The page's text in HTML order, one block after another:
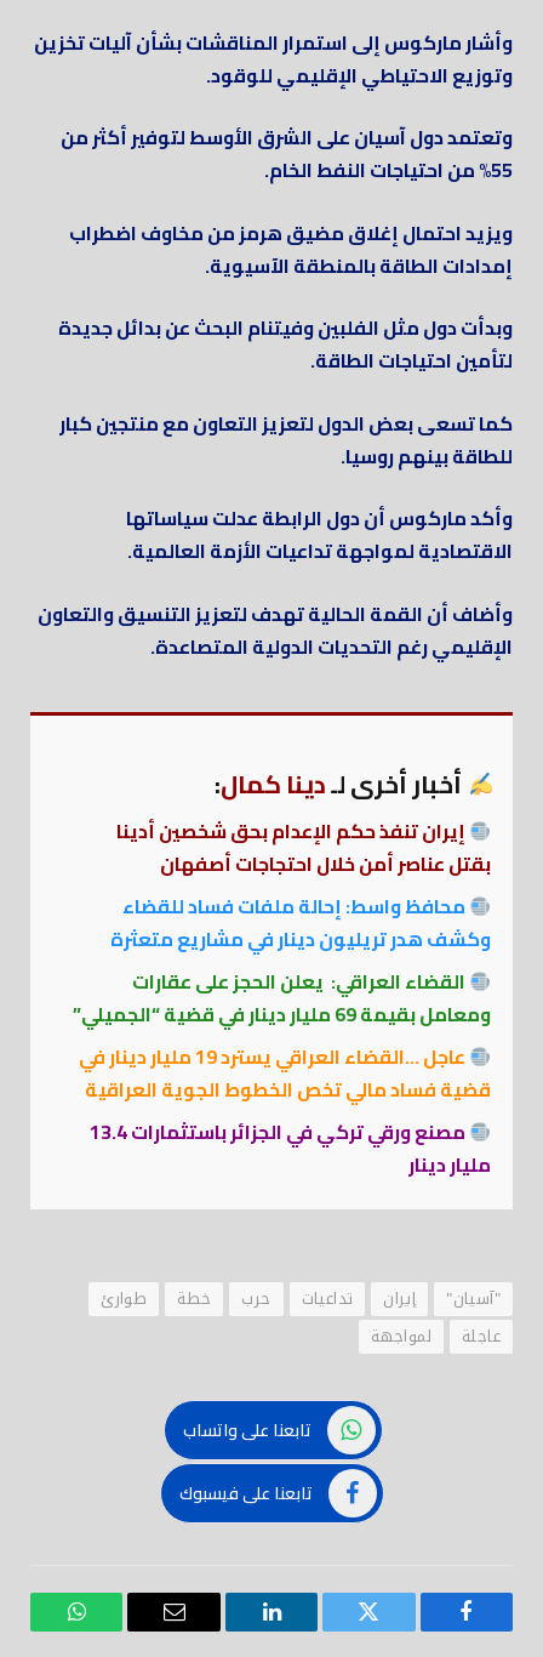
وأشار ماركوس إلى استمرار المناقشات بشأن آليات تخزين
وتوزيع الاحتياطي الإقليمي للوقود.
وتعتمد دول آسيان على الشرق الأوسط لتوفير أكثر من
55% من احتياجات النفط الخام.
ويزيد احتمال إغلاق مضيق هرمز من مخاوف اضطراب
إمدادات الطاقة بالمنطقة الآسيوية.
وبدأت دول مثل الفلبين وفيتنام البحث عن بدائل جديدة
لتأمين احتياجات الطاقة.
كما تسعى بعض الدول لتعزيز التعاون مع منتجين كبار
للطاقة بينهم روسيا.
وأكد ماركوس أن دول الرابطة عدلت سياساتها
الاقتصادية لمواجهة تداعيات الأزمة العالمية.
وأضاف أن القمة الحالية تهدف لتعزيز التنسيق والتعاون
الإقليمي رغم التحديات الدولية المتصاعدة.
أخبار أخرى لـدينا كمال:
إيران تنفذ حكم الإعدام بحق شخصين أدينا
بقتل عناصر أمن خلال احتجاجات أصفهان
محافظ واسط: إحالة ملفات فساد للقضاء
وكشف هدر تريليون دينار في مشاريع متعثرة
القضاء العراقي: يعلن الحجز على عقارات
ومعامل بقيمة 69 مليار دينار في قضية “الجميلي”
عاجل …القضاء العراقي يسترد 19 مليار دينار في
قضية فساد مالي تخص الخطوط الجوية العراقية
مصنع ورقي تركي في الجزائر باستثمارات 13.4
مليار دينار
"آسيان" إيران تداعيات حرب خطة
طوارئ
عاجلة
لمواجهة
تابعنا على واتساب
تابعنا على فيسبوك
فيسبوك تويتر لينكدود بريد واتساب